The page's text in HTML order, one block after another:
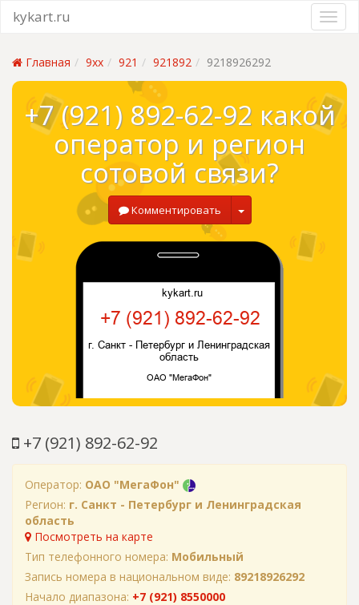
kykart.ru
Главная 9xx 921 921892 9218926292
+7 (921) 892-62-92 какой
оператор и регион
сотовой связи?
Комментировать
+7 (921) 892-62-92
Оператор: ОАО "МегаФон"
Регион: г. Санкт - Петербург и Ленинградская
область
Посмотреть на карте
Тип телефонного номера: Мобильный
Запись номера в национальном виде: 89218926292
Начало диапазона: +7 (921) 8550000